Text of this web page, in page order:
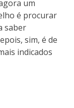
um
é procurar
saber
sim, é de
indicados